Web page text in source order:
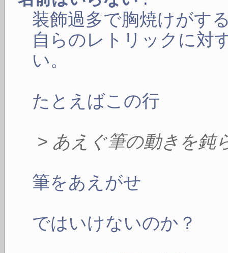
装飾過多で胸焼けがす
自らのレトリックに対
い。
たとえばこの行
> あえぐ筆の動きを鈍
筆をあえがせ
ではいけないのか？